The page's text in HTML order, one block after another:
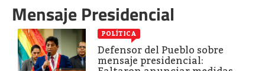
Mensaje Presidencial
POLÍTICA
Defensor del Pueblo sobre
mensaje presidencial: